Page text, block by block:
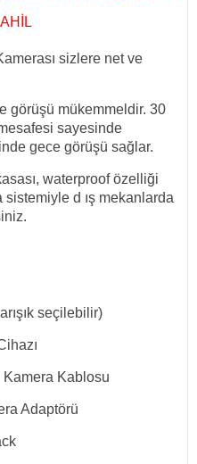
sizlere net ve
görüşü mükemmeldir. 30
sayesinde
gece görüşü sağlar.
waterproof özelliği
d ış mekanlarda
seçilebilir)
Kablosu
Adaptörü